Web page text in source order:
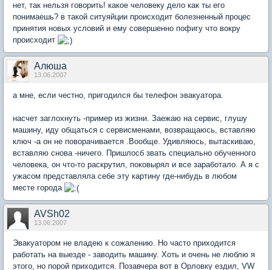
нет, так нельзя говорить! какое человеку дело как ты его
понимаешь? в такой ситуяйции происходит болезненный процес
принятия новых условий и ему совершенно пофигу что вокру
происходит
Алюша
13.06.2007
а мне, если честно, пригодился бы телефон эвакуатора.
насчет заглохнуть -пример из жизни. Заежаю на сервис, глушу
машину, иду общаться с сервисменами, возвращаюсь, вставляю
ключ -а он не поворачивается .Вообще. Удивляюсь, вытаскиваю,
вставляю снова -ничего. Пришлосб звать специально обученного
человека, он что-то раскрутил, поковырял и все заработало. А я с
ужасом представляла себе эту картину где-нибудь в любом
месте города
AVSh02
13.06.2007
Эвакуатором не владею к сожалению. Но часто приходится
работать на выезде - заводить машину. Хоть и очень не люблю я
этого, но порой приходится. Позавчера вот в Орловку ездил, VW